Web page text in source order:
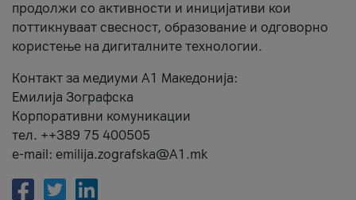
продолжи со активности и иницијативи кои
поттикнуваат свесност, образование и одговорно
користење на дигиталните технологии.
Контакт за медиуми А1 Македонија:
Емилија Зографска
Корпоративни комуникации
тел. ++389 75 400505
e-mail: emilija.zografska@A1.mk